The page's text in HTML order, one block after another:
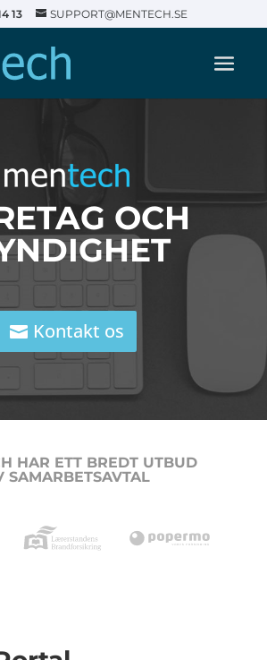
13 SUPPORT@MENTECH.SE
OCH
Kontakt os
HAR ETT BREDT UTBUD
SAMARBETSAVTAL